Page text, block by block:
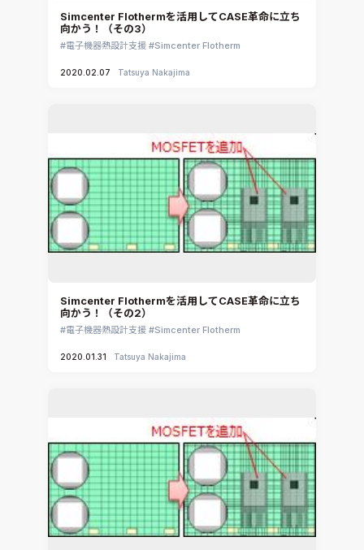
Simcenter Flothermを活用してCASE革命に立ち
向かう！（その3）
電子機器熱設計支援 Simcenter Flotherm
2020.02.07 Tatsuya Nakajima
Simcenter Flothermを活用してCASE革命に立ち
向かう！（その2）
電子機器熱設計支援 Simcenter Flotherm
2020.01.31 Tatsuya Nakajima